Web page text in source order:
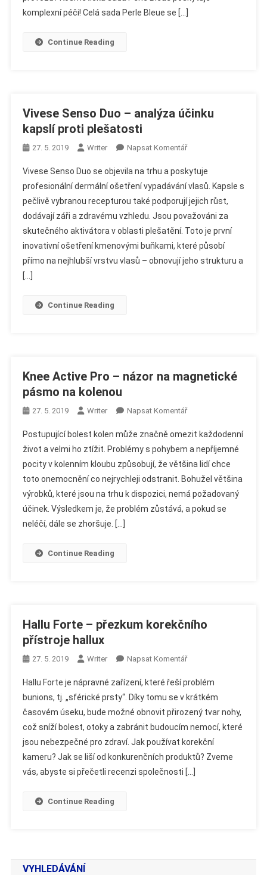
Účinnosti
komplexní péči! Celá sada Perle Bleue se […]
Continue Reading
Vivese Senso Duo – analýza účinku
kapslí proti plešatosti
27. 5. 2019 Writer Napsat KomentářOn
Senso
Duo
–
Analýza
Účinku
Kapslí
Proti
Vivese Senso Duo se objevila na trhu a poskytuje
profesionální dermální ošetření vypadávání vlasů. Kapsle s
pečlivě vybranou recepturou také podporují jejich růst,
dodávají záři a zdravému vzhledu. Jsou považováni za
skutečného aktivátora v oblasti plešatění. Toto je první
inovativní ošetření kmenovými buňkami, které působí
přímo na nejhlubší vrstvu vlasů – obnovují jeho strukturu a
[…]
Continue Reading
Knee Active Pro – názor na magnetické
pásmo na kolenou
27. 5. 2019 Writer Napsat KomentářOn
Active
Pro
–
Názor
Na
Magnetické
Postupující bolest kolen může značně omezit každodenní
život a velmi ho ztížit. Problémy s pohybem a nepříjemné
pocity v kolenním kloubu způsobují, že většina lidí chce
toto onemocnění co nejrychleji odstranit. Bohužel většina
výrobků, které jsou na trhu k dispozici, nemá požadovaný
účinek. Výsledkem je, že problém zůstává, a pokud se
neléčí, dále se zhoršuje. […]
Continue Reading
Hallu Forte – přezkum korekčního
přístroje hallux
27. 5. 2019 Writer Napsat KomentářOn
Forte
–
Přezkum
Korekčního
Přístroje
Hallux
Hallu Forte je nápravné zařízení, které řeší problém
bunions, tj. „sférické prsty“. Díky tomu se v krátkém
časovém úseku, bude možné obnovit přirozený tvar nohy,
což sníží bolest, otoky a zabránit budoucím nemocí, které
jsou nebezpečné pro zdraví. Jak používat korekční
kameru? Jak se liší od konkurenčních produktů? Zveme
vás, abyste si přečetli recenzi společnosti […]
Continue Reading
VYHLEDÁVÁNÍ